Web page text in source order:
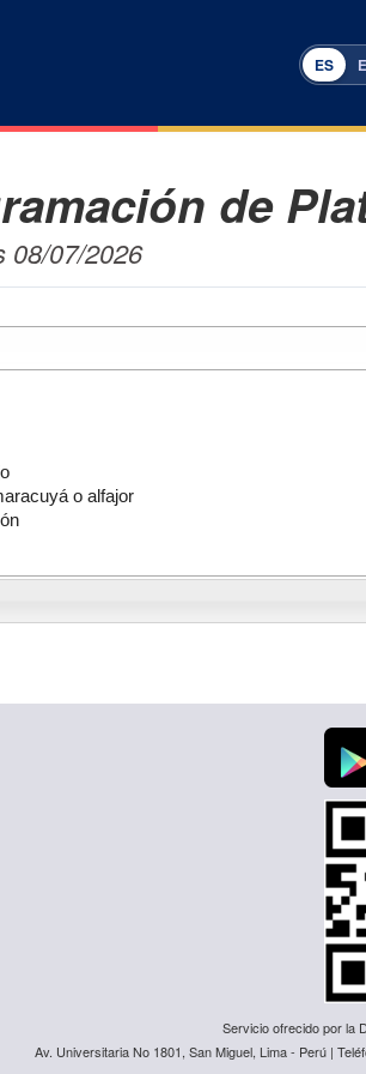
ES
de
08/07/2026
o alfajor
Servicio ofrecido por la
Av. Universitaria No 1801, San Miguel, Lima - Perú |